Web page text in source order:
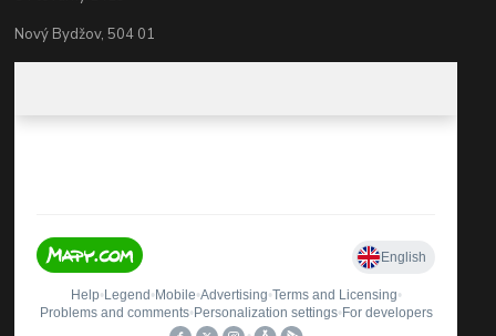
Nový Bydžov, 504 01